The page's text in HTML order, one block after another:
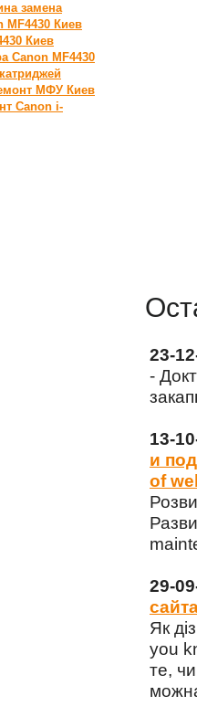
замена
MF4430 Киев
Киев
Canon MF4430
МФУ Киев
Canon i-
23-
-
13-
и
of
29-
Як
you
те,